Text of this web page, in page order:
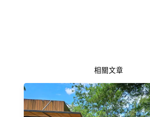
相關文章